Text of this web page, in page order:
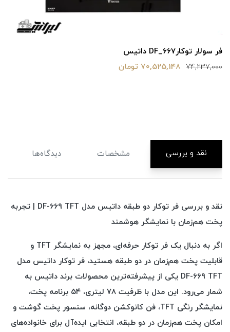
فر سولار توکارDF_667 داتیس
74,237,000 70,525,148 تومان
نقد و بررسی مشخصات دیدگاه‌ها
نقد و بررسی فر توکار دو طبقه داتیس مدل DF-669 TFT | تجربه
پخت هم‌زمان با نمایشگر هوشمند
اگر به دنبال یک فر توکار حرفه‌ای، مجهز به نمایشگر TFT و
قابلیت پخت هم‌زمان در دو طبقه هستید، فر توکار داتیس مدل
DF-669 TFT یکی از پیشرفته‌ترین محصولات برند داتیس به
شمار می‌رود. این مدل با ظرفیت ۷۸ لیتری، ۵۴ برنامه پخت،
نمایشگر رنگی TFT، فن کانوکشن دوگانه، سنسور پخت گوشت و
امکان پخت هم‌زمان در دو طبقه، انتخابی ایده‌آل برای خانواده‌های